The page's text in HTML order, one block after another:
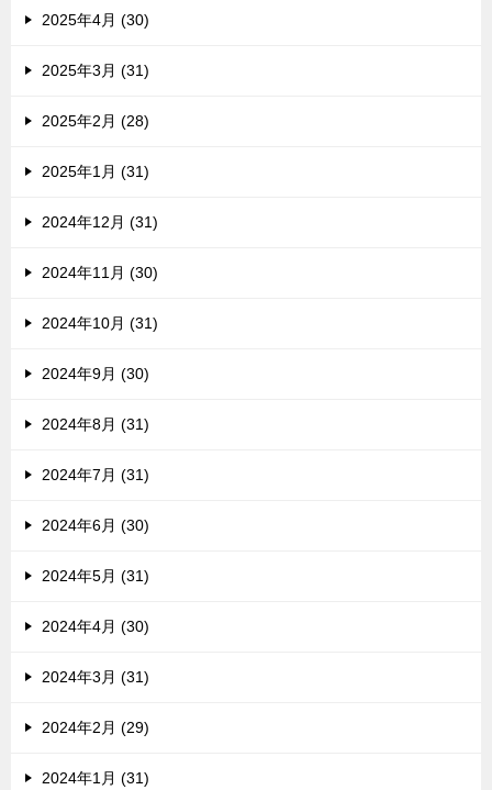
2025年4月 (30)
2025年3月 (31)
2025年2月 (28)
2025年1月 (31)
2024年12月 (31)
2024年11月 (30)
2024年10月 (31)
2024年9月 (30)
2024年8月 (31)
2024年7月 (31)
2024年6月 (30)
2024年5月 (31)
2024年4月 (30)
2024年3月 (31)
2024年2月 (29)
2024年1月 (31)